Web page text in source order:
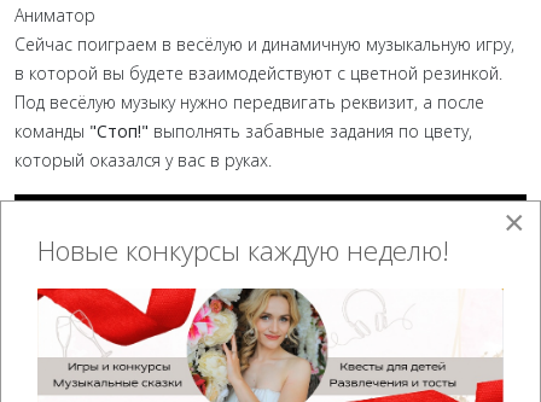
Аниматор
Сейчас поиграем в весёлую и динамичную музыкальную игру,
в которой вы будете взаимодействуют с цветной резинкой.
Под весёлую музыку нужно передвигать реквизит, а после
команды "Стоп!" выполнять забавные задания по цвету,
который оказался у вас в руках.
×
Новые конкурсы каждую неделю!